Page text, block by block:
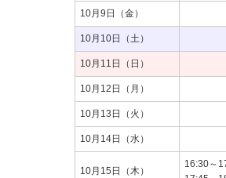
10月9日（金）
10月10日（土）
10月11日（日）
10月12日（月）
10月13日（火）
10月14日（水）
10月15日（木）
16:30～